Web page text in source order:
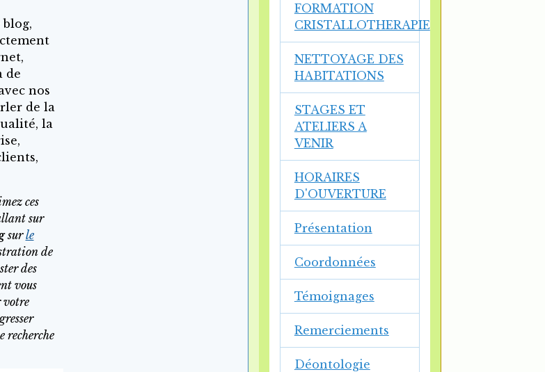
de
nos
de la
la
ces
sur
surle
de
des
vous
votre
recherche
FORMATION
CRISTALLOTHERAPIE
NETTOYAGE DES
HABITATIONS
STAGES ET
ATELIERS A
VENIR
HORAIRES
D'OUVERTURE
Présentation
Coordonnées
Témoignages
Remerciements
Déontologie